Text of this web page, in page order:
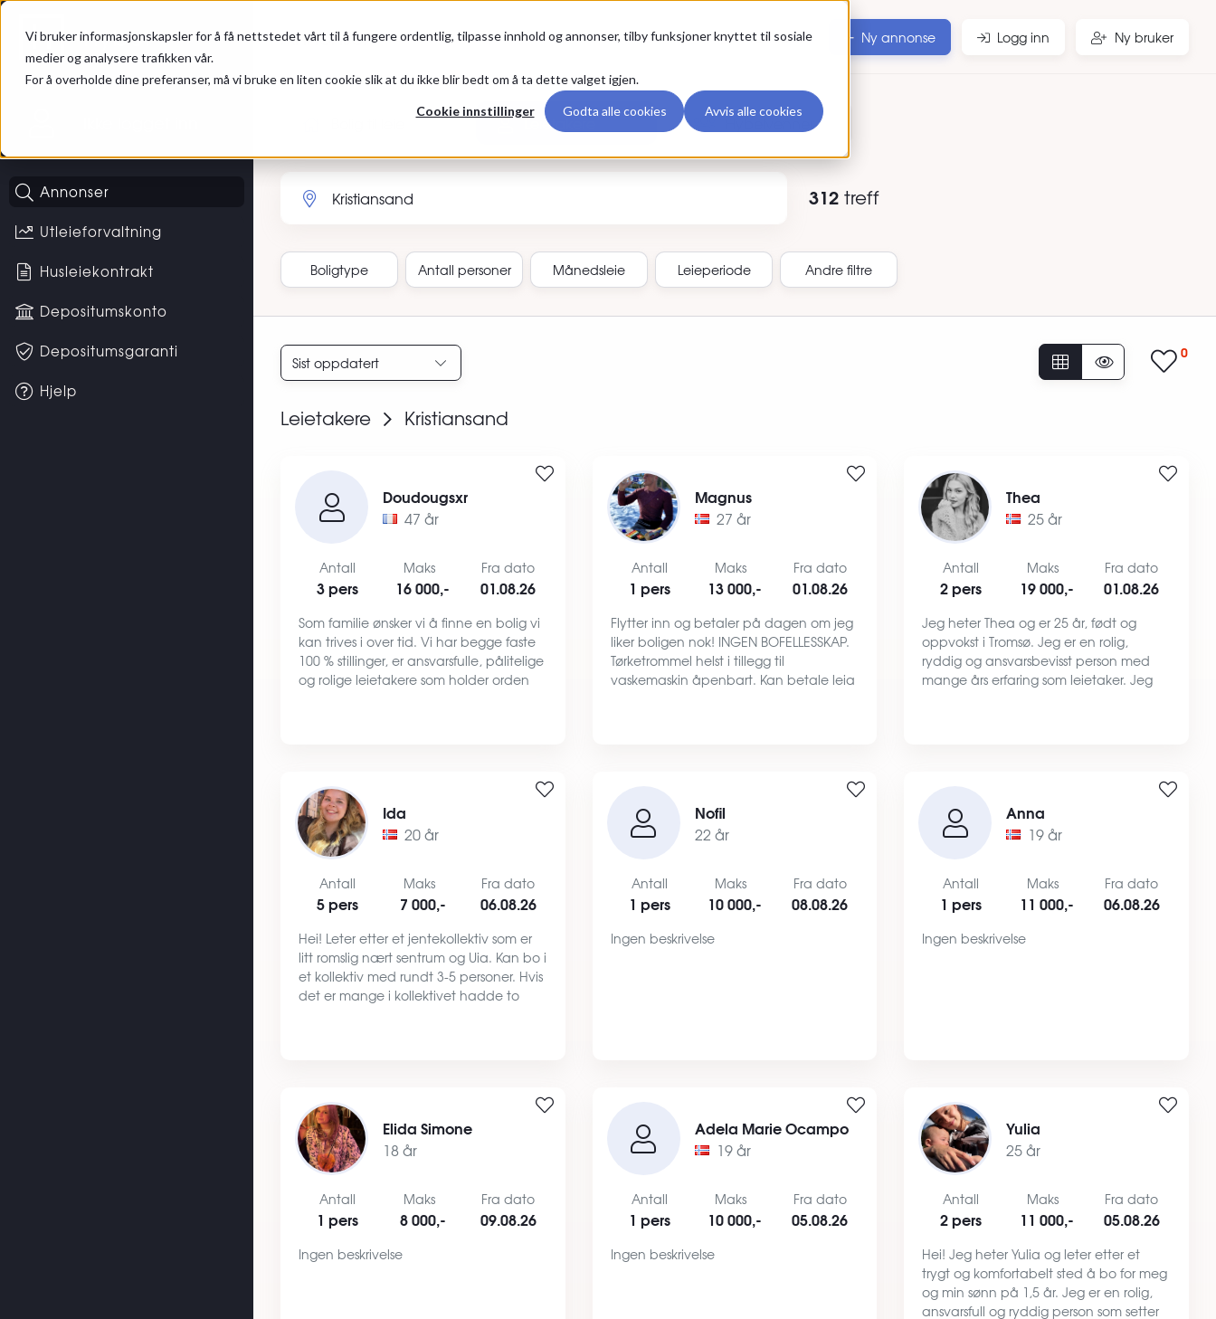
Vi bruker informasjonskapsler for å få nettstedet vårt til å fungere ordentlig, tilpasse innhold og annonser, tilby funksjoner knyttet til sosiale
medier og analysere trafikken vår.
For å overholde dine preferanser, må vi bruke en liten cookie slik at du ikke blir bedt om å ta dette valget igjen.
Cookie innstillinger Godta alle cookies Avvis alle cookies
Hybel
Annonser
Utleieforvaltning
Husleiekontrakt
Depositumskonto
Depositumsgaranti
Hjelp
Annonser Premium Ny annonse Logg inn Ny bruker
Leietakere Hybelvenner
Søk etter sted eller annonse-ID
312 treff
Boligtype Antall personer Månedsleie Leieperiode Andre filtre
Sortering 0
Leietakere Kristiansand
Doudougsxr
47 år
Antall
3 pers
Maks
16 000,-
Fra dato
01.08.26
Som familie ønsker vi å finne en bolig vi
kan trives i over tid. Vi har begge faste
100 % stillinger, er ansvarsfulle, pålitelige
og rolige leietakere som holder orden
Magnus
27 år
Antall
1 pers
Maks
13 000,-
Fra dato
01.08.26
Flytter inn og betaler på dagen om jeg
liker boligen nok! INGEN BOFELLESSKAP.
Tørketrommel helst i tillegg til
vaskemaskin åpenbart. Kan betale leia
Thea
25 år
Antall
2 pers
Maks
19 000,-
Fra dato
01.08.26
Jeg heter Thea og er 25 år, født og
oppvokst i Tromsø. Jeg er en rolig,
ryddig og ansvarsbevisst person med
mange års erfaring som leietaker. Jeg
Ida
20 år
Antall
5 pers
Maks
7 000,-
Fra dato
06.08.26
Hei! Leter etter et jentekollektiv som er
litt romslig nært sentrum og Uia. Kan bo i
et kollektiv med rundt 3-5 personer. Hvis
det er mange i kollektivet hadde to
Nofil
22 år
Antall
1 pers
Maks
10 000,-
Fra dato
08.08.26
Ingen beskrivelse
Anna
19 år
Antall
1 pers
Maks
11 000,-
Fra dato
06.08.26
Ingen beskrivelse
Elida Simone
18 år
Antall
1 pers
Maks
8 000,-
Fra dato
09.08.26
Ingen beskrivelse
Adela Marie Ocampo
19 år
Antall
1 pers
Maks
10 000,-
Fra dato
05.08.26
Ingen beskrivelse
Yulia
25 år
Antall
2 pers
Maks
11 000,-
Fra dato
05.08.26
Hei! Jeg heter Yulia og leter etter et
trygt og komfortabelt sted å bo for meg
og min sønn på 1,5 år. Jeg er en rolig,
ansvarsfull og ryddig person som setter